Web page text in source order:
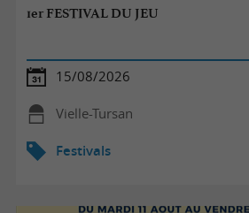
1er FESTIVAL DU JEU
15/08/2026
Vielle-Tursan
Festivals